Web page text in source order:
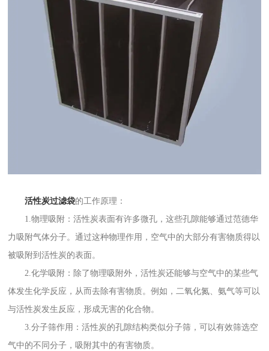
活性炭过滤袋的工作原理：
1.物理吸附：活性炭表面有许多微孔，这些孔隙能够通过范德华
力吸附气体分子。通过这种物理作用，空气中的大部分有害物质得以
被吸附到活性炭的表面。
2.化学吸附：除了物理吸附外，活性炭还能够与空气中的某些气
体发生化学反应，从而去除有害物质。例如，二氧化氮、氨气等可以
与活性炭发生反应，形成无害的化合物。
3.分子筛作用：活性炭的孔隙结构类似分子筛，可以有效筛选空
气中的不同分子，吸附其中的有害物质。